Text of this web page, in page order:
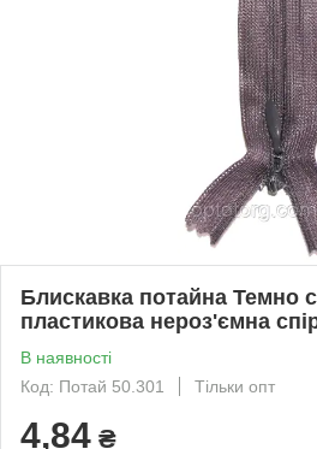
Блискавка потайна Темно
пластикова нероз'ємна
В наявності
Код: Потай 50.301
Тільки опт
4,84 ₴